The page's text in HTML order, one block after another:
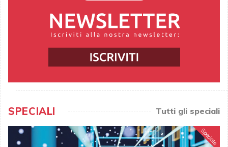
SPECIALI Tutti gli speciali
Speciale